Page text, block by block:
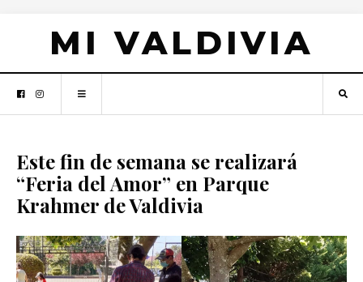
MI VALDIVIA
Este fin de semana se realizará
“Feria del Amor” en Parque
Krahmer de Valdivia